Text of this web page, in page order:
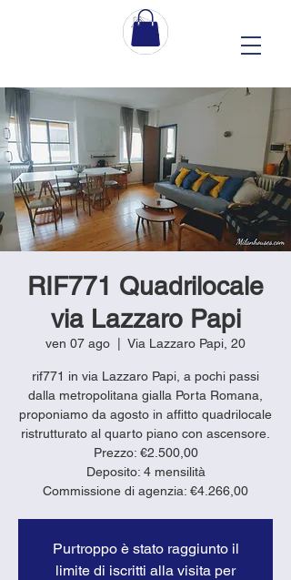
RIF771 Quadrilocale
via Lazzaro Papi
ven 07 ago Via Lazzaro Papi, 20
rif771 in via Lazzaro Papi, a pochi passi
dalla metropolitana gialla Porta Romana,
proponiamo da agosto in affitto quadrilocale
ristrutturato al quarto piano con ascensore.
Prezzo: €2.500,00
Deposito: 4 mensilità
Purtroppo è stato raggiunto il
limite di iscritti alla visita per